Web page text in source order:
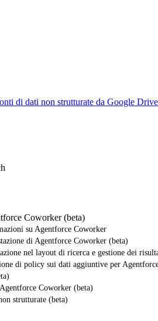
di dati non strutturate da Google
Coworker (beta)
su Agentforce Coworker
di Agentforce Coworker (beta)
nel layout di ricerca e gestione dei
di policy sui dati aggiuntive per
Coworker (beta)
strutturate (beta)